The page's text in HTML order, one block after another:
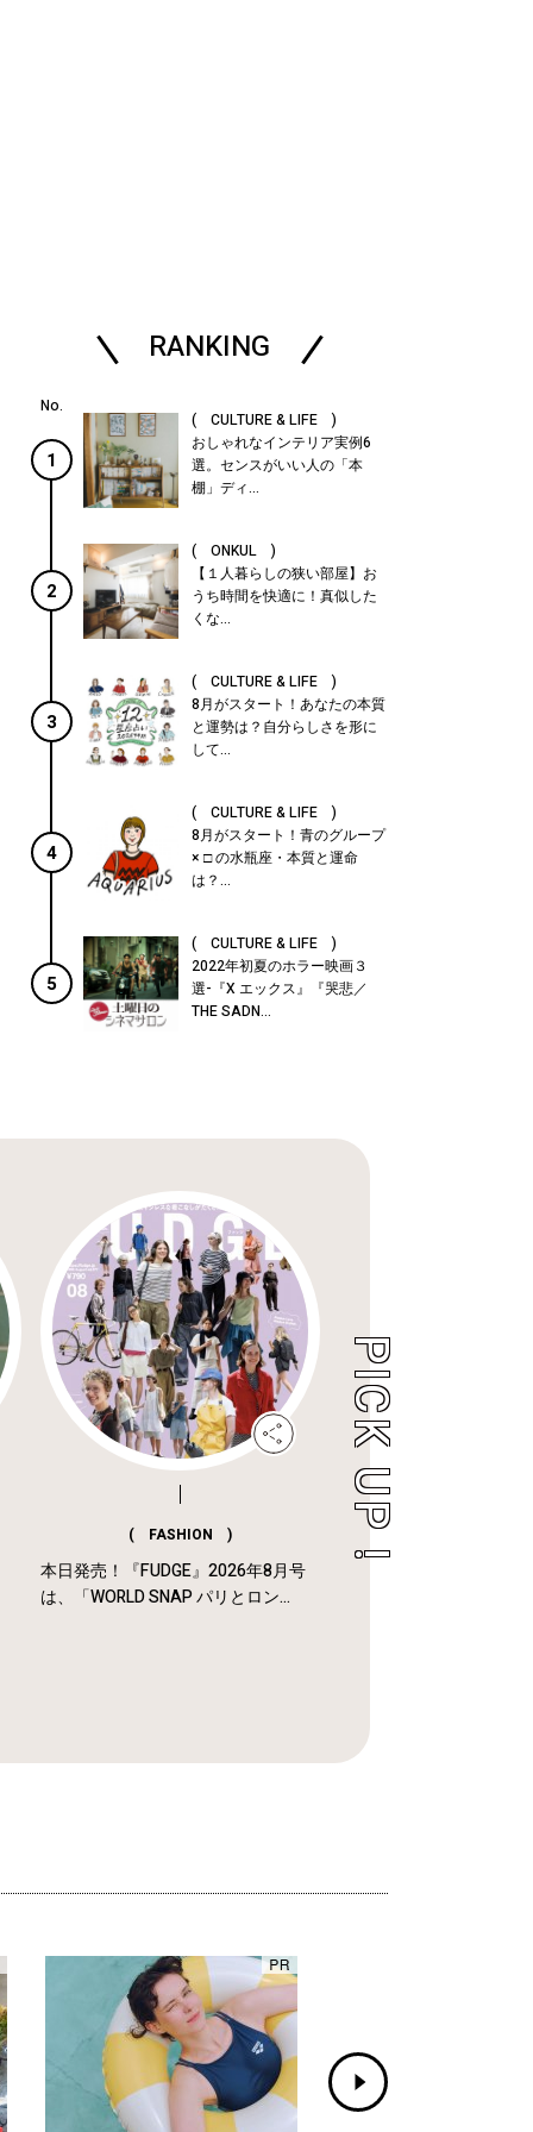
RANKING
1
( CULTURE & LIFE )
おしゃれなインテリア実例6
選。センスがいい人の「本
棚」ディ...
2
( ONKUL )
【１人暮らしの狭い部屋】お
うち時間を快適に！真似した
くな...
3
( CULTURE & LIFE )
8月がスタート！あなたの本質
と運勢は？自分らしさを形に
して...
4
( CULTURE & LIFE )
8月がスタート！青のグループ
× □ の水瓶座・本質と運命
は？...
5
( CULTURE & LIFE )
2022年初夏のホラー映画３
選-『X エックス』『哭悲／
THE SADN...
( FASHION )
本日発売！『FUDGE』2026年8月号
は、「WORLD SNAP パリとロン...